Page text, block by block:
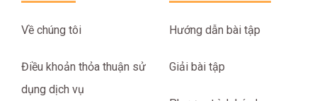
Về chúng tôi
Điều khoản thỏa thuận sử
dụng dịch vụ
Hướng dẫn bài tập
Giải bài tập